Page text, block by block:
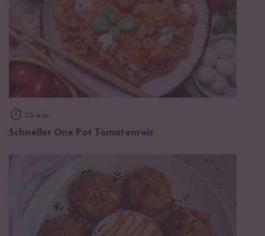
35 min
Schneller One Pot Tomatenreis